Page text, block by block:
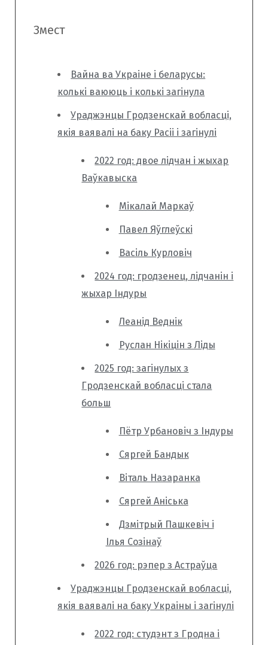
Змест
Вайна ва Украіне і беларусы:
колькі ваююць і колькі загінула
Ураджэнцы Гродзенскай вобласці,
якія ваявалі на баку Расіі і загінулі
2022 год: двое лідчан і жыхар
Ваўкавыска
Мікалай Маркаў
Павел Яўглеўскі
Васіль Курловіч
2024 год: гродзенец, лідчанін і
жыхар Індуры
Леанід Веднік
Руслан Нікіцін з Ліды
2025 год: загінулых з
Гродзенскай вобласці стала
больш
Пётр Урбановіч з Індуры
Сяргей Бандык
Віталь Назаранка
Сяргей Аніська
Дзмітрый Пашкевіч і
Ілья Созінаў
2026 год: рэпер з Астраўца
Ураджэнцы Гродзенскай вобласці,
якія ваявалі на баку Украіны і загінулі
2022 год: студэнт з Гродна і